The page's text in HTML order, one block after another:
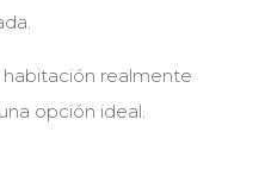
habitación realmente
opción ideal.